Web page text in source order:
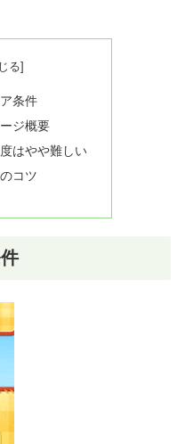
条件
ジ概要
はやや難しい
コツ